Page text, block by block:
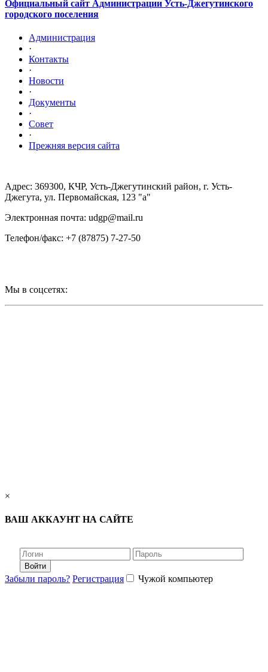
Официальный сайт Администрации Усть-Джегутинского
городского поселения
Администрация
·
Контакты
·
Новости
·
Документы
·
Совет
·
Прежняя версия сайта
Адрес: 369300, КЧР, Усть-Джегутинский район, г. Усть-
Джегута, ул. Первомайская, 123 "а"
Электронная почта: udgp@mail.ru
Телефон/факс: +7 (87875) 7-27-50
Мы в соцсетях:
×
ВАШ АККАУНТ НА САЙТЕ
Войти
Забыли пароль? Регистрация Чужой компьютер